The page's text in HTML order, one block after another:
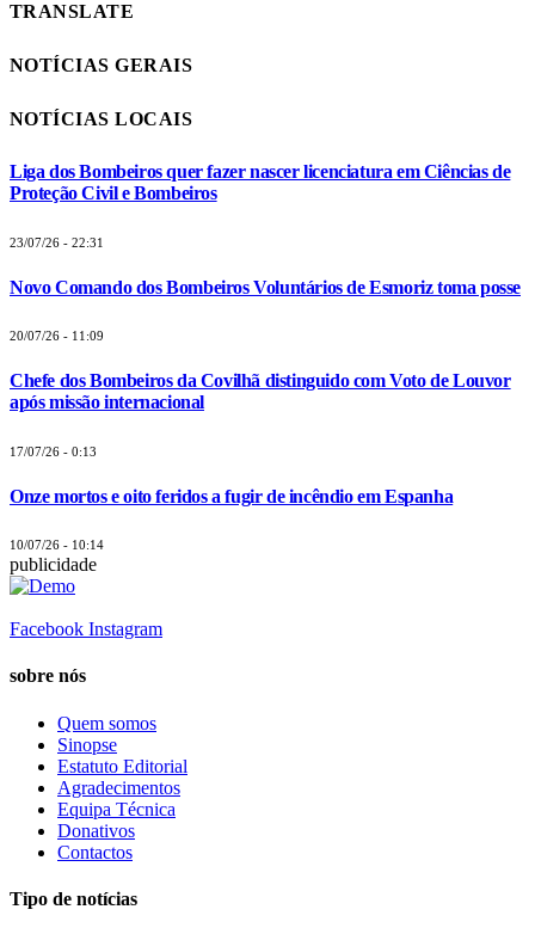
TRANSLATE
NOTÍCIAS GERAIS
NOTÍCIAS LOCAIS
Liga dos Bombeiros quer fazer nascer licenciatura em Ciências de
Proteção Civil e Bombeiros
23/07/26 - 22:31
Novo Comando dos Bombeiros Voluntários de Esmoriz toma posse
20/07/26 - 11:09
Chefe dos Bombeiros da Covilhã distinguido com Voto de Louvor
após missão internacional
17/07/26 - 0:13
Onze mortos e oito feridos a fugir de incêndio em Espanha
10/07/26 - 10:14
publicidade
Facebook Instagram
sobre nós
Quem somos
Sinopse
Estatuto Editorial
Agradecimentos
Equipa Técnica
Donativos
Contactos
Tipo de notícias